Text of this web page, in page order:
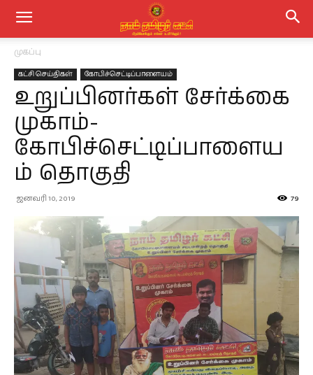
முகப்பு
கட்சி செய்திகள் கோபிச்செட்டிப்பாளையம்
உறுப்பினர்கள் சேர்க்கை
முகாம்-
கோபிச்செட்டிப்பாளைய
ம் தொகுதி
ஜனவரி 10, 2019 79